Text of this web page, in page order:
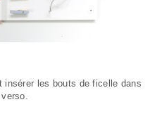
insérer les bouts de ficelle dans